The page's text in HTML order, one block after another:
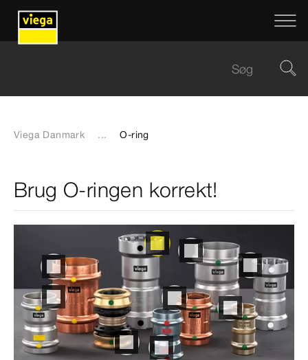
Viega Danmark ... O-ring
Brug O-ringen korrekt!